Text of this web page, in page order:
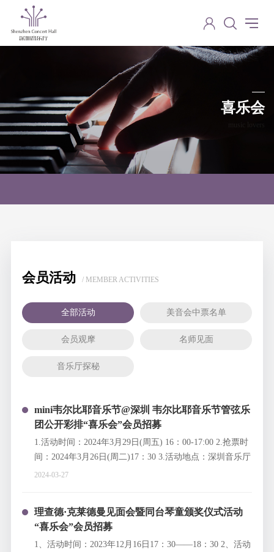
喜乐会
会员活动 / MEMBER ACTIVITIES
全部活动 美音会中票名单
会员观摩 名师见面
音乐厅探秘
mini韦尔比耶音乐节@深圳 韦尔比耶音乐节管弦乐
团公开彩排“喜乐会”会员招募
1.活动时间：2024年3月29日(周五) 16：00-17:00 2.抢票时
间：2024年3月26日(周二)17：30 3.活动地点：深圳音乐厅
演奏大厅 4.招募对象：深圳音乐厅“喜乐会”有效会员：100
2024-03-27
理查德·克莱德曼见面会暨同台琴童颁奖仪式活动
“喜乐会”会员招募
1、活动时间：2023年12月16日17：30——18：30 2、活动